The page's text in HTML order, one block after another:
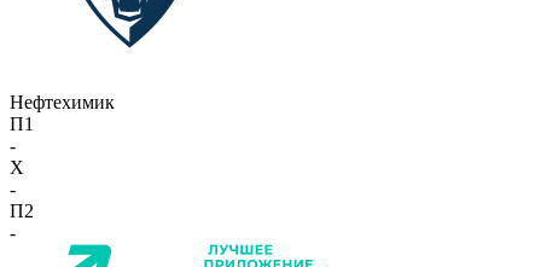
Нефтехимик
П1
-
X
-
П2
-